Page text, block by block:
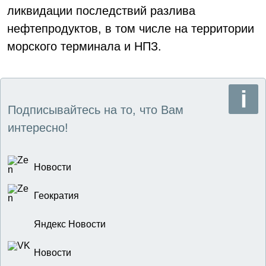
ликвидации последствий разлива
нефтепродуктов, в том числе на территории
морского терминала и НПЗ.
Подписывайтесь на то, что Вам
интересно!
Новости
Геократия
Яндекс Новости
Новости